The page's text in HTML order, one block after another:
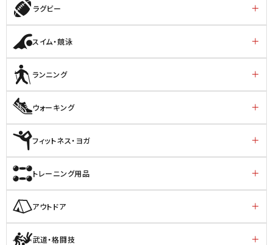
ラグビー
スイム・競泳
ランニング
ウォーキング
フィットネス・ヨガ
トレーニング用品
アウトドア
武道・格闘技